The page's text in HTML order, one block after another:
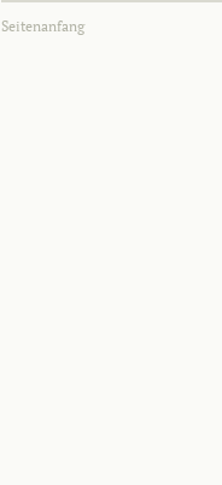
Seitenanfang